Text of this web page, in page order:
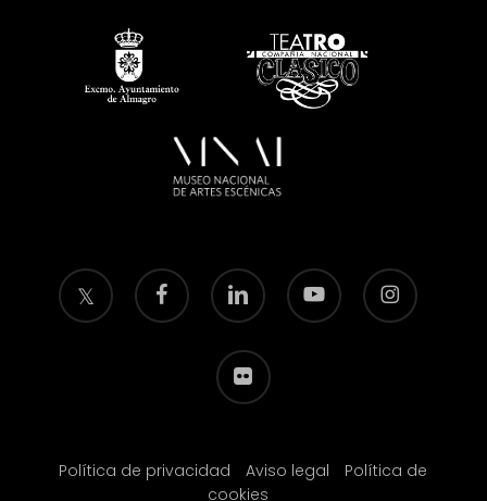
twitter facebook linkedin youtube instagram
flickr
Política de privacidad Aviso legal
Política de
cookies